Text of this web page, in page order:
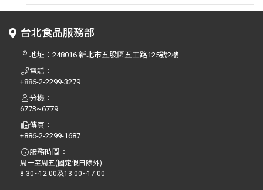
台北食品服務部
地址：248016 新北市五股區五工路125號2樓
電話：
+886-2-2299-3279
分機：
6773~6779
傳真：
+886-2-2299-1687
服務時間：
周一至周五(國定假日除外)
8:30~12:00及13:00~17:00